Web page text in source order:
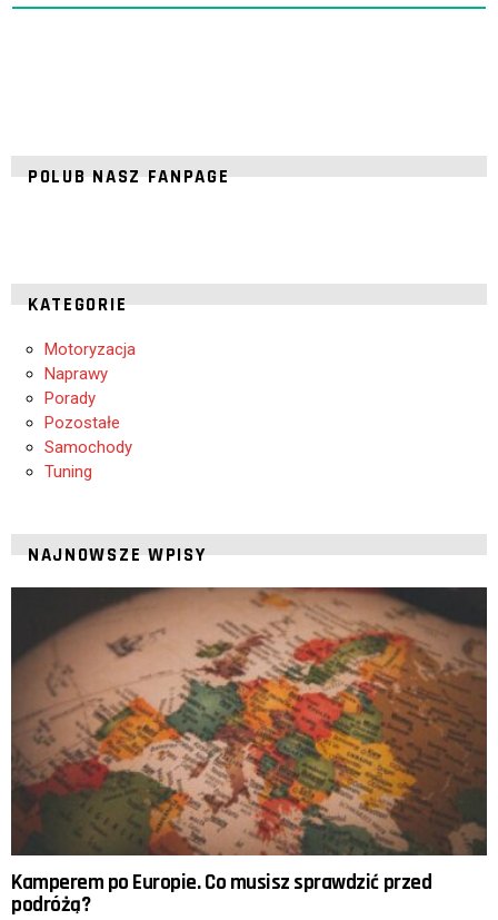
POLUB NASZ FANPAGE
KATEGORIE
Motoryzacja
Naprawy
Porady
Pozostałe
Samochody
Tuning
NAJNOWSZE WPISY
Kamperem po Europie. Co musisz sprawdzić przed
podróżą?